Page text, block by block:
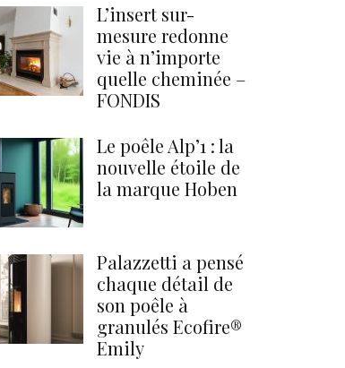
L’insert sur-
mesure redonne
vie à n’importe
quelle cheminée –
FONDIS
Le poêle Alp’1 : la
nouvelle étoile de
la marque Hoben
Palazzetti a pensé
chaque détail de
son poêle à
granulés Ecofire®
Emily